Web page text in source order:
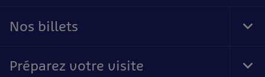
Nos billets
Préparez votre visite